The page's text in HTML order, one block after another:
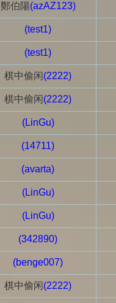
鄭伯陽(azAZ123)
(test1)
(test1)
棋中偷闲 (2222)
棋中偷闲 (2222)
(LinGu)
(14711)
(avarta)
(LinGu)
(LinGu)
(342890)
(benge007)
棋中偷闲 (2222)